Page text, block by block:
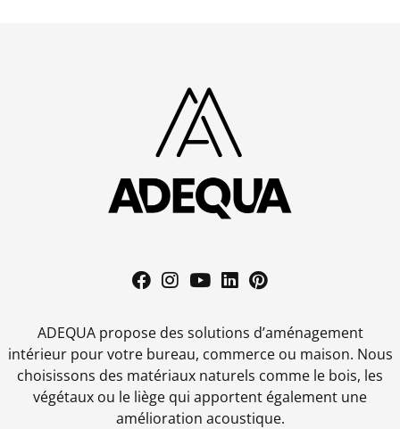
ADEQUA propose des solutions d’aménagement
intérieur pour votre bureau, commerce ou maison. Nous
choisissons des matériaux naturels comme le bois, les
végétaux ou le liège qui apportent également une
amélioration acoustique.